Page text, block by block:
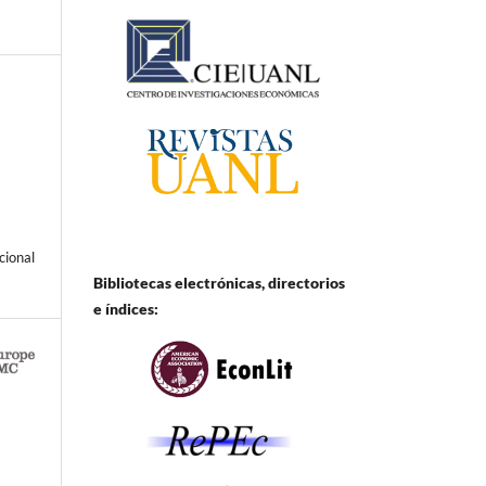
Bibliotecas electrónicas, directorios
e índices: